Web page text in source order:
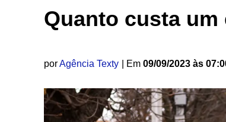
Quanto custa
porAgência Texty | Em 09/09/2023 às